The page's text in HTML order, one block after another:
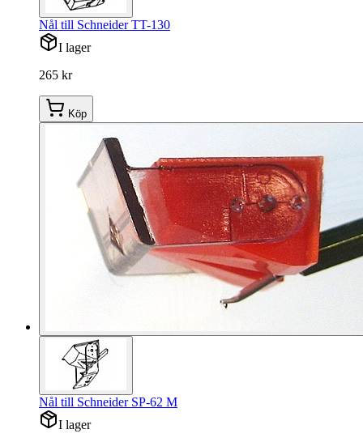
Nål till Schneider TT-130
I lager
265 kr
Köp
Nål till Schneider SP-62 M
I lager